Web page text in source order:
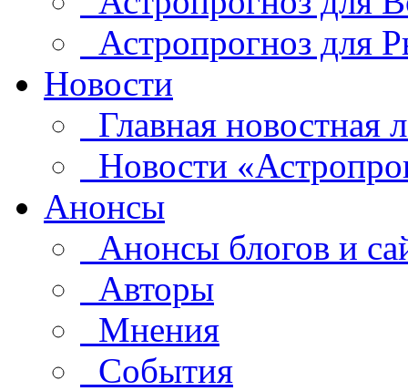
Астропрогноз для
Новости
Главная новостная
Новости
Анонсы
Анонсы блогов и
Авторы
Мнения
События